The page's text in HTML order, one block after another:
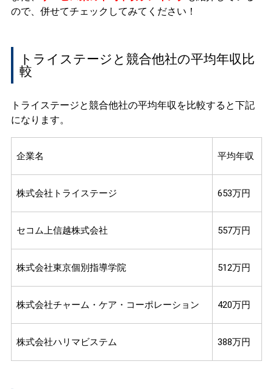
ので、併せてチェックしてみてください！
トライステージと競合他社の平均年収比
較
トライステージと競合他社の平均年収を比較すると下記
になります。
企業名 平均年収
株式会社トライステージ 653万円
セコム上信越株式会社 557万円
株式会社東京個別指導学院 512万円
株式会社チャーム・ケア・コーポレーション 420万円
株式会社ハリマビステム 388万円